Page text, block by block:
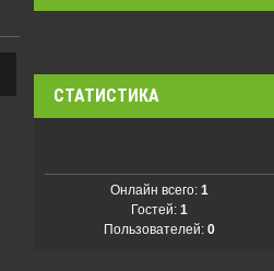
СТАТИСТИКА
Онлайн всего: 1
Гостей: 1
Пользователей: 0